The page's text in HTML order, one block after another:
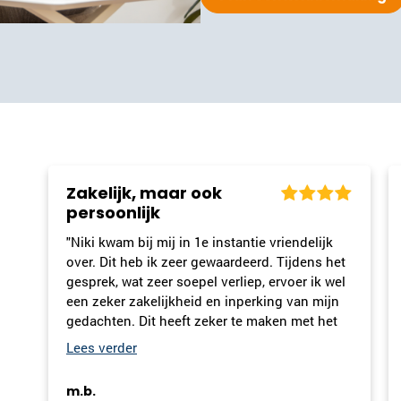
Het voelde veilig en
vertrouwd
"Het gesprek wat ik had tijdens de intake van
mens & relatie was prettig, voelde vertrouwd
en veilig. De samenvatting van dit gesprek die
ik kreeg toegestuurd een goede weergave van
wat we hadden besproken."
Jans